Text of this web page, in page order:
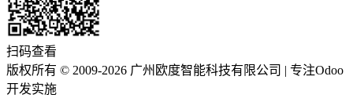
扫码查看
版权所有 © 2009-2026 广州欧度智能科技有限公司 | 专注Odoo
开发实施